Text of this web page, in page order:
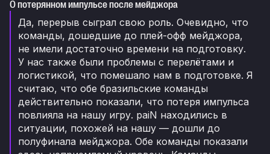
О потерянном импульсе после мейджора
Да, перерыв сыграл свою роль. Очевидно, что
команды, дошедшие до плей-офф мейджора,
не имели достаточно времени на подготовку.
У нас также были проблемы с перелётами и
логистикой, что помешало нам в подготовке. Я
считаю, что обе бразильские команды
действительно показали, что потеря импульса
повлияла на нашу игру. paiN находились в
ситуации, похожей на нашу — дошли до
полуфинала мейджора. Обе команды показали